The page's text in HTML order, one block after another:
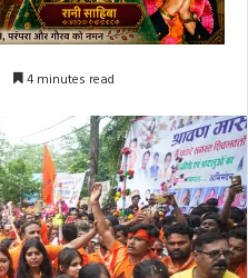
4 minutes read